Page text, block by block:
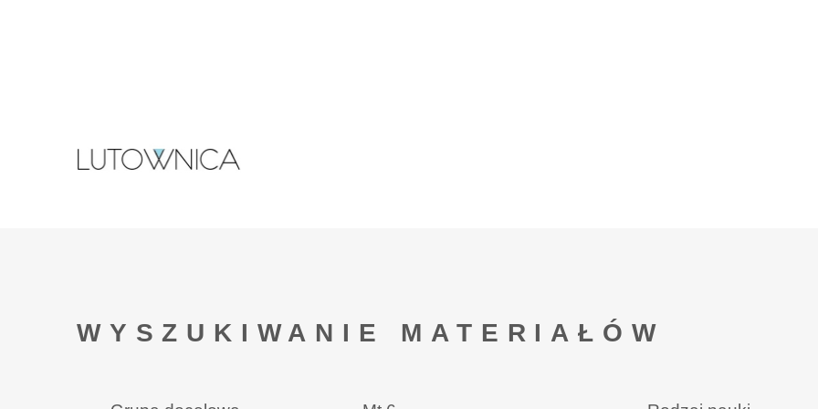
WYSZUKIWANIE MATERIAŁÓW